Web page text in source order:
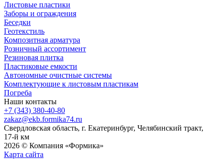
Листовые пластики
Заборы и ограждения
Беседки
Геотекстиль
Композитная арматура
Розничный ассортимент
Резиновая плитка
Пластиковые емкости
Автономные очистные системы
Комплектующие к листовым пластикам
Погреба
Наши контакты
+7 (343) 380-40-80
zakaz@ekb.formika74.ru
Свердловская область, г. Екатеринбург, Челябинский тракт,
17-й км
2026 © Компания «Формика»
Карта сайта